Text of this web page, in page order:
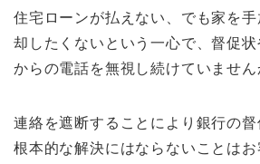
住宅ローンが払えない、でも家を
却したくないという一心で、督促状
からの電話を無視し続けていません
連絡を遮断することにより銀行の督
根本的な解決にはならないことは